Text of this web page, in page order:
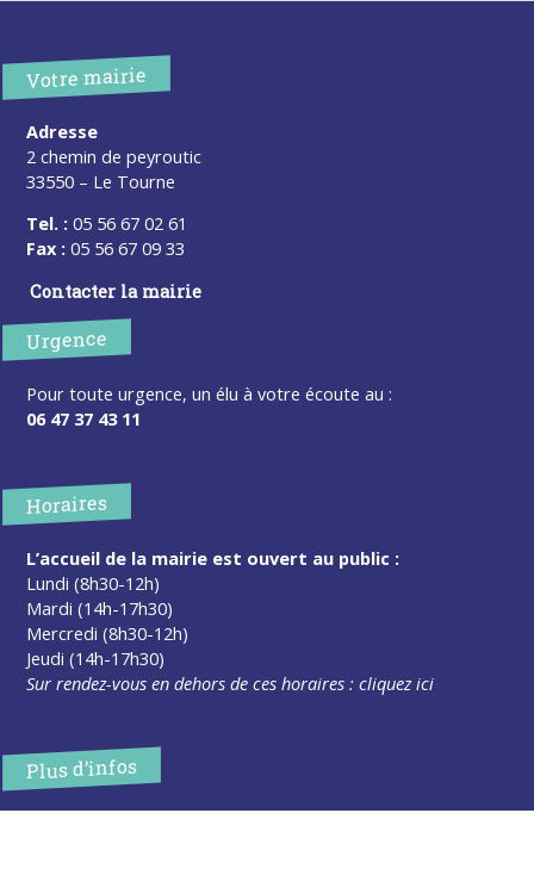
Votre mairie
Adresse
2 chemin de peyroutic
33550 – Le Tourne
Tel. : 05 56 67 02 61
Fax : 05 56 67 09 33
Contacter la mairie
Urgence
Pour toute urgence, un élu à votre écoute au :
06 47 37 43 11
Horaires
L’accueil de la mairie est ouvert au public :
Lundi (8h30-12h)
Mardi (14h-17h30)
Mercredi (8h30-12h)
Jeudi (14h-17h30)
Sur rendez-vous en dehors de ces horaires :cliquez ici
Plus d’infos